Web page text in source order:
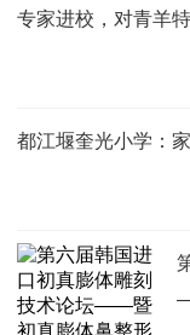
专家进校，对青羊
都江堰奎光小学：